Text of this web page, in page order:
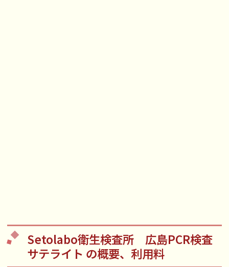
Setolabo衛生検査所 広島PCR検査
サテライト の概要、利用料